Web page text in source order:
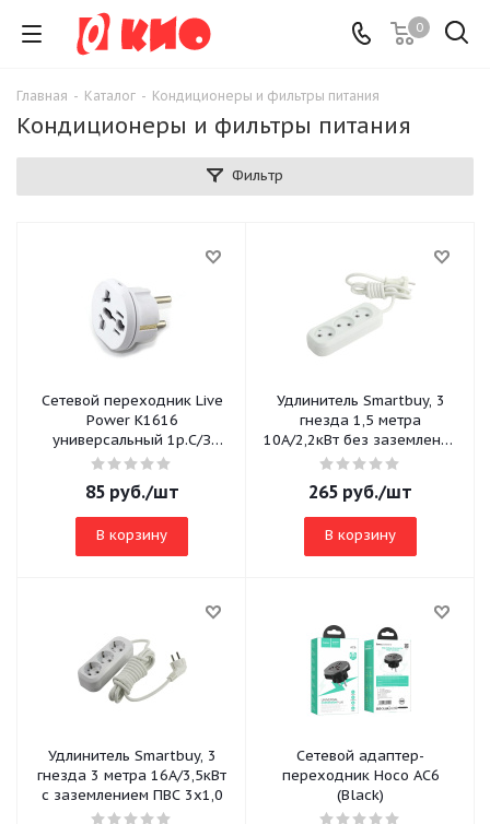
0
Главная - Каталог - Кондиционеры и фильтры питания
Кондиционеры и фильтры питания
Фильтр
Сетевой переходник Live
Power K1616
универсальный 1р.С/З
белый/черный (24)
85руб./шт
В корзину
Удлинитель Smartbuy, 3
гнезда 1,5 метра
10А/2,2кВт без заземления
ПВС 2х1,0
265 руб./шт
В корзину
Удлинитель Smartbuy, 3
гнезда 3 метра 16А/3,5кВт
с заземлением ПВС 3х1,0
Сетевой адаптер-
переходник Hoco AC6
(Black)